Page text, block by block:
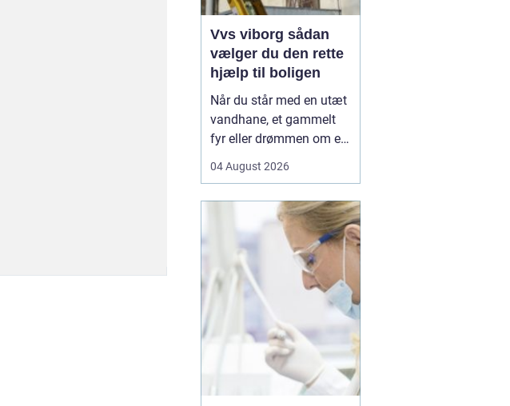
Vvs viborg sådan
vælger du den rette
hjælp til boligen
Når du står med en utæt
vandhane, et gammelt
fyr eller drømmen om et
dygtig VVSer være
løsning og en dyr
langtidsskade. I Viborg
og omegn findes der
mange fagfolk, men
hvordan sikrer du dig, at
04 August 2026